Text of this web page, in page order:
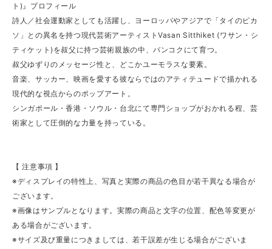
ト)』プロフィール
詩人／社会運動家としても活躍し、ヨーロッパやアジアで「タイのピカ
ソ」との異名を持つ現代芸術アーティストVasan Sitthiket (ワサン・シ
ティケット)を叔父に持つ芸術親族の中、バンコクにて育つ。
叔父ゆずりのメッセージ性と、どこかユーモラスな要素。
音楽、サッカー、映画を愛する彼ならではのアティテュードで描かれる
現代的な視点からのポップアート。
シンガポール・香港・ソウル・台北にて専門ショップがおかれる程、芸
術家として圧倒的な力量を持っている。
【 注意事項 】
※ディスプレイの特性上、写真と実際の商品の色目が若干異なる場合が
ございます。
※画像はサンプルとなります。実際の商品と文字の位置、配色等変更が
ある場合がございます。
※サイズ及び重量につきましては、若干誤差が生じる場合がございま